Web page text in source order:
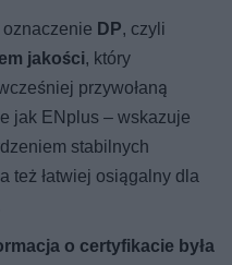
DP, czyli
jakości, który
przywołaną
jak ENplus – wskazuje
stabilnych
też łatwiej osiągalny dla
o certyfikacie była